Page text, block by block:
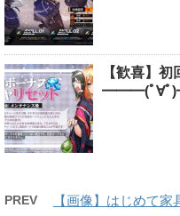
【歓喜】
━━━(ﾟ∀ﾟ
PREV
【画像】はじめて